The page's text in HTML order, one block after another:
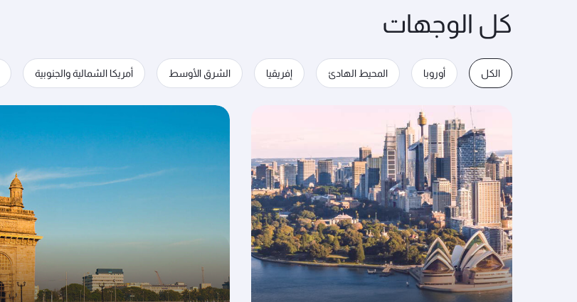
كل الوجهات
الكل أوروبا المحيط الهادئ إفريقيا الشرق الأوسط أمريكا الشمالية والجنوبية